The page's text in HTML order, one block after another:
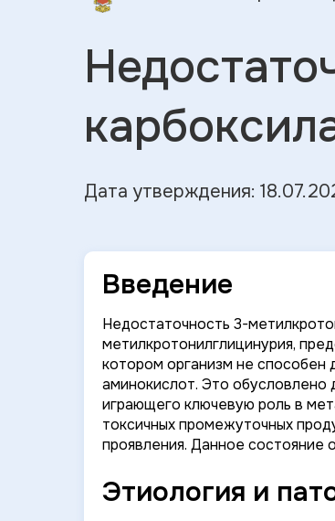
Дата утверждения:
Введение
Недостаточность 3-
метилкротонилглицинурия,
котором организм не
аминокислот. Это
играющего ключевую роль в
токсичных промежуточных
проявления. Данное состояние
Этиология и